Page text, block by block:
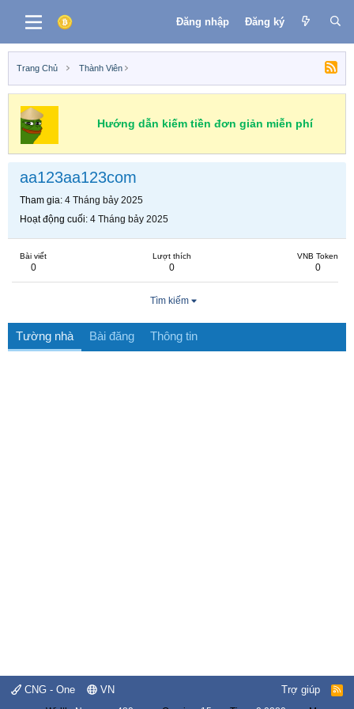
Đăng nhập Đăng ký
Trang Chủ Thành Viên
Hướng dẫn kiếm tiền đơn giản miễn phí
aa123aa123com
Tham gia 4 Tháng bảy 2025
Hoạt động cuối 4 Tháng bảy 2025
Bài viết
0
Lượt thích
0
VNB Token
0
Tìm kiếm
Tường nhà Bài đăng Thông tin
CNG - One VN Trợ giúp
R